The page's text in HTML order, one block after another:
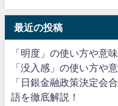
最近の投稿
「明度」の使い方や意
「没入感」の使い方や
「日銀金融政策決定会
語を徹底解説！